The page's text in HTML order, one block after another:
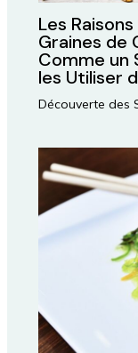
Les
Graines de
Comme un
les Utiliser
Découverte des